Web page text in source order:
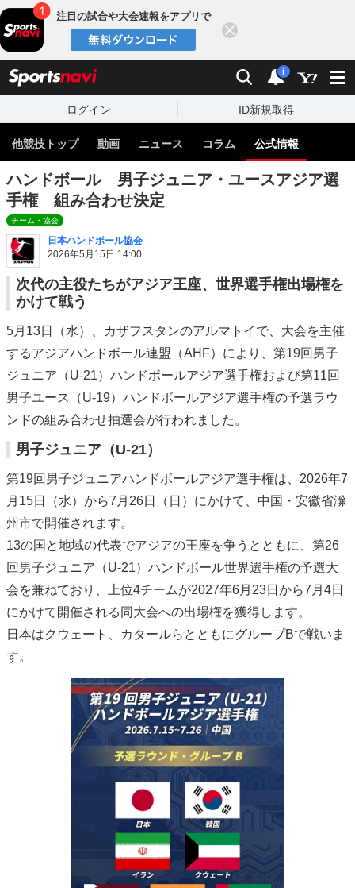
注目の試合や大会速報をアプリで
検索 通知
i
ログイン ID新規取得
他競技トップ 動画 ニュース コラム 公式情報
ハンドボール 男子ジュニア・ユースアジア選
手権 組み合わせ決定
チーム・協会
日本ハンドボール協会
2026年5月15日 14:00
次代の主役たちがアジア王座、世界選手権出場権を
かけて戦う
5月13日（水）、カザフスタンのアルマトイで、大会を主催
するアジアハンドボール連盟（AHF）により、第19回男子
ジュニア（U-21）ハンドボールアジア選手権および第11回
男子ユース（U-19）ハンドボールアジア選手権の予選ラウ
ンドの組み合わせ抽選会が行われました。
男子ジュニア（U-21）
第19回男子ジュニアハンドボールアジア選手権は、2026年7
月15日（水）から7月26日（日）にかけて、中国・安徽省滁
州市で開催されます。
13の国と地域の代表でアジアの王座を争うとともに、第26
回男子ジュニア（U-21）ハンドボール世界選手権の予選大
会を兼ねており、上位4チームが2027年6月23日から7月4日
にかけて開催される同大会への出場権を獲得します。
日本はクウェート、カタールらとともにグループBで戦いま
す。